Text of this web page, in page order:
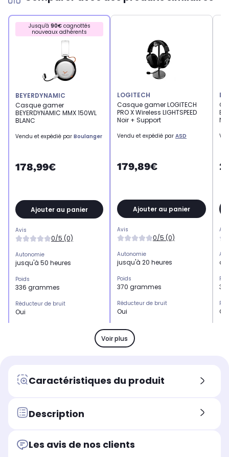
Jusqu'à 90€cagnottés
nouveaux adhérents
BEYERDYNAMIC
Casque gamer
BEYERDYNAMIC MMX 150WL
BLANC
Vendu et expédié par Boulanger
178,99€
Ajouter au panier
Avis
0/5 (0)
Autonomie
jusqu'à 50 heures
Poids
336 grammes
Réducteur de bruit
Oui
les oreilles. Ce type de
casque offre un bon confort
sans fil
LOGITECH
Casque gamer LOGITECH
PRO X Wireless LIGHTSPEED
Noir + Support
Vendu et expédié par ASD
179,89€
Ajouter au panier
Avis
0/5 (0)
Autonomie
jusqu'à 20 heures
Poids
370 grammes
Réducteur de bruit
Oui
Produit
casque sans fil
les oreilles. Ce type de
casque offre un bon confort
sans fil
Oui
Voir plus
Caractéristiques du produit
Description
Les avis de nos clients